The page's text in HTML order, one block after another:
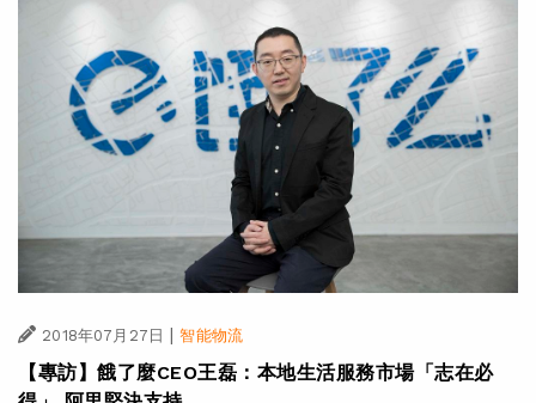
2018年07月27日 | 智能物流
【專訪】餓了麼CEO王磊：本地生活服務市場「志在必